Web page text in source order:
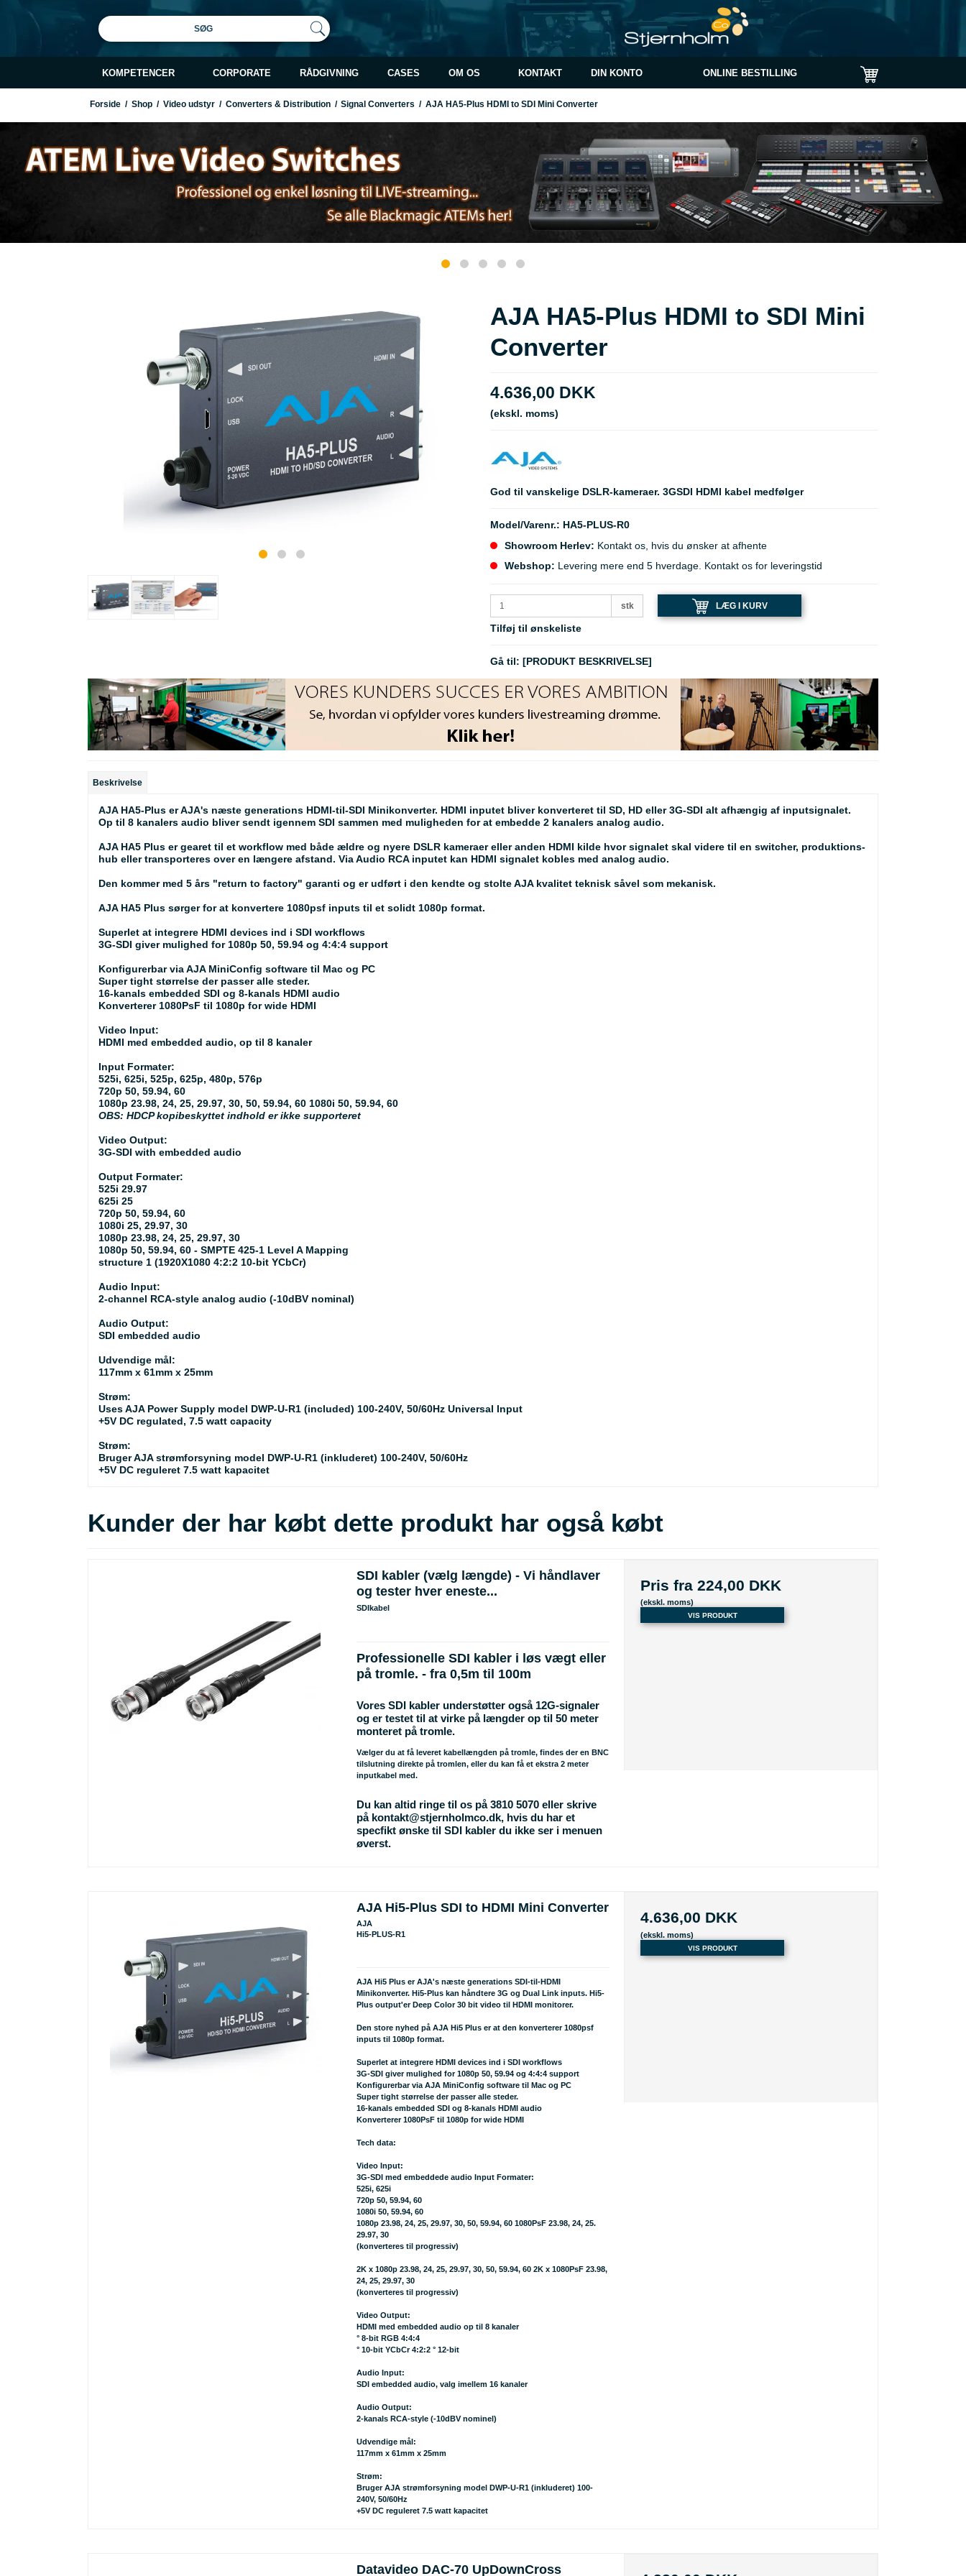
SØG
KOMPETENCER CORPORATE RÅDGIVNING CASES OM OS KONTAKT DIN KONTO ONLINE BESTILLING
Forside / Shop / Video udstyr / Converters & Distribution / Signal Converters / AJA HA5-Plus HDMI to SDI Mini Converter
AJA HA5-Plus HDMI to SDI Mini
Converter
4.636,00 DKK
(ekskl. moms)
God til vanskelige DSLR-kameraer. 3GSDI HDMI kabel medfølger
Model/Varenr.: HA5-PLUS-R0
Showroom Herlev: Kontakt os, hvis du ønsker at afhente
Webshop: Levering mere end 5 hverdage. Kontakt os for leveringstid
stk LÆG I KURV
Tilføj til ønskeliste
Gå til: [PRODUKT BESKRIVELSE]
Beskrivelse
AJA HA5-Plus er AJA's næste generations HDMI-til-SDI Minikonverter. HDMI inputet bliver konverteret til SD, HD eller 3G-SDI alt afhængig af inputsignalet.
Op til 8 kanalers audio bliver sendt igennem SDI sammen med muligheden for at embedde 2 kanalers analog audio.
AJA HA5 Plus er gearet til et workflow med både ældre og nyere DSLR kameraer eller anden HDMI kilde hvor signalet skal videre til en switcher, produktions-
hub eller transporteres over en længere afstand. Via Audio RCA inputet kan HDMI signalet kobles med analog audio.
Den kommer med 5 års "return to factory" garanti og er udført i den kendte og stolte AJA kvalitet teknisk såvel som mekanisk.
AJA HA5 Plus sørger for at konvertere 1080psf inputs til et solidt 1080p format.
Superlet at integrere HDMI devices ind i SDI workflows
3G-SDI giver mulighed for 1080p 50, 59.94 og 4:4:4 support
Konfigurerbar via AJA MiniConfig software til Mac og PC
Super tight størrelse der passer alle steder.
16-kanals embedded SDI og 8-kanals HDMI audio
Konverterer 1080PsF til 1080p for wide HDMI
Video Input:
HDMI med embedded audio, op til 8 kanaler
Input Formater:
525i, 625i, 525p, 625p, 480p, 576p
720p 50, 59.94, 60
1080p 23.98, 24, 25, 29.97, 30, 50, 59.94, 60 1080i 50, 59.94, 60
OBS: HDCP kopibeskyttet indhold er ikke supporteret
Video Output:
3G-SDI with embedded audio
Output Formater:
525i 29.97
625i 25
720p 50, 59.94, 60
1080i 25, 29.97, 30
1080p 23.98, 24, 25, 29.97, 30
1080p 50, 59.94, 60 - SMPTE 425-1 Level A Mapping
structure 1 (1920X1080 4:2:2 10-bit YCbCr)
Audio Input:
2-channel RCA-style analog audio (-10dBV nominal)
Audio Output:
SDI embedded audio
Udvendige mål:
117mm x 61mm x 25mm
Strøm:
Uses AJA Power Supply model DWP-U-R1 (included) 100-240V, 50/60Hz Universal Input
+5V DC regulated, 7.5 watt capacity
Strøm:
Bruger AJA strømforsyning model DWP-U-R1 (inkluderet) 100-240V, 50/60Hz
+5V DC reguleret 7.5 watt kapacitet
Kunder der har købt dette produkt har også købt
SDI kabler (vælg længde) - Vi håndlaver
og tester hver eneste...
SDIkabel
Professionelle SDI kabler i løs vægt eller
på tromle. - fra 0,5m til 100m
Vores SDI kabler understøtter også 12G-signaler
og er testet til at virke på længder op til 50 meter
monteret på tromle.
Vælger du at få leveret kabellængden på tromle, findes der en BNC
tilslutning direkte på tromlen, eller du kan få et ekstra 2 meter
inputkabel med.
Du kan altid ringe til os på 3810 5070 eller skrive
på kontakt@stjernholmco.dk, hvis du har et
specfikt ønske til SDI kabler du ikke ser i menuen
øverst.
Pris fra 224,00 DKK
(ekskl. moms)
VIS PRODUKT
AJA Hi5-Plus SDI to HDMI Mini Converter
AJA
Hi5-PLUS-R1
AJA Hi5 Plus er AJA's næste generations SDI-til-HDMI
Minikonverter. Hi5-Plus kan håndtere 3G og Dual Link inputs. Hi5-
Plus output'er Deep Color 30 bit video til HDMI monitorer.
Den store nyhed på AJA Hi5 Plus er at den konverterer 1080psf
inputs til 1080p format.
Superlet at integrere HDMI devices ind i SDI workflows
3G-SDI giver mulighed for 1080p 50, 59.94 og 4:4:4 support
Konfigurerbar via AJA MiniConfig software til Mac og PC
Super tight størrelse der passer alle steder.
16-kanals embedded SDI og 8-kanals HDMI audio
Konverterer 1080PsF til 1080p for wide HDMI
Tech data:
Video Input:
3G-SDI med embeddede audio Input Formater:
525i, 625i
720p 50, 59.94, 60
1080i 50, 59.94, 60
1080p 23.98, 24, 25, 29.97, 30, 50, 59.94, 60 1080PsF 23.98, 24, 25.
29.97, 30
(konverteres til progressiv)
2K x 1080p 23.98, 24, 25, 29.97, 30, 50, 59.94, 60 2K x 1080PsF 23.98,
24, 25, 29.97, 30
(konverteres til progressiv)
Video Output:
HDMI med embedded audio op til 8 kanaler
° 8-bit RGB 4:4:4
° 10-bit YCbCr 4:2:2 ° 12-bit
Audio Input:
SDI embedded audio, valg imellem 16 kanaler
Audio Output:
2-kanals RCA-style (-10dBV nominel)
Udvendige mål:
117mm x 61mm x 25mm
Strøm:
Bruger AJA strømforsyning model DWP-U-R1 (inkluderet) 100-
240V, 50/60Hz
+5V DC reguleret 7.5 watt kapacitet
4.636,00 DKK
(ekskl. moms)
VIS PRODUKT
Datavideo DAC-70 UpDownCross